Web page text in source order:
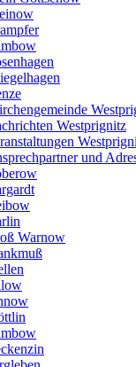
Westprignitz
und
Warnow